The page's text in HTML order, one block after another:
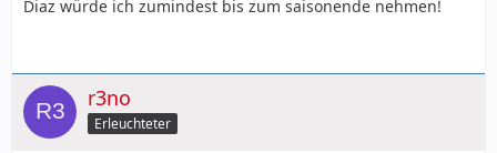
Diaz würde ich zumindest bis zum saisonende nehmen!
r3no
Erleuchteter